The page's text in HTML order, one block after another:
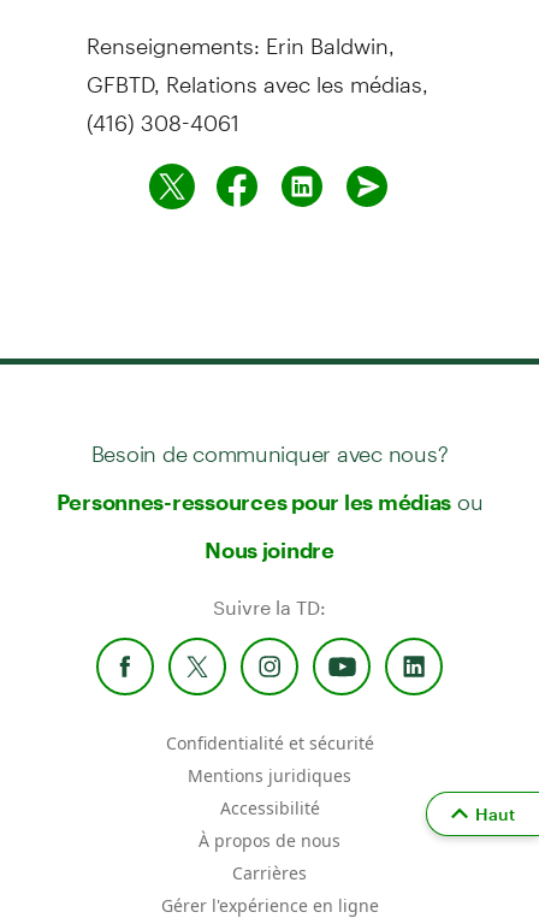
Renseignements: Erin Baldwin,
GFBTD, Relations avec les médias,
(416) 308-4061
Besoin de communiquer avec nous?
Personnes-ressources pour les médias ou
Nous joindre
Suivre la TD:
Confidentialité et sécurité
Mentions juridiques
Accessibilité
À propos de nous
Carrières
Gérer l'expérience en ligne
Haut